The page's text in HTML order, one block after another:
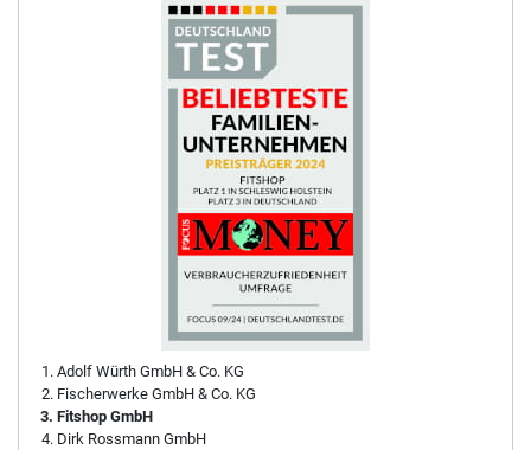
Adolf Würth GmbH & Co. KG
Fischerwerke GmbH & Co. KG
Fitshop GmbH
Dirk Rossmann GmbH